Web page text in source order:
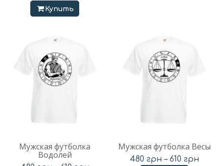
Купить
Мужская футболка
Водолей
Мужская футболка Весы
480 грн – 610 грн